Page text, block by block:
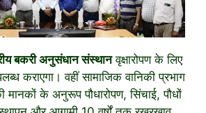
बकरी अनुसंधान संस्थानवृक्षारोपण के लिए
कराएगा। वहीं सामाजिक वानिकी प्रभाग
मानकों के अनुरूप पौधारोपण, सिंचाई, पौधों